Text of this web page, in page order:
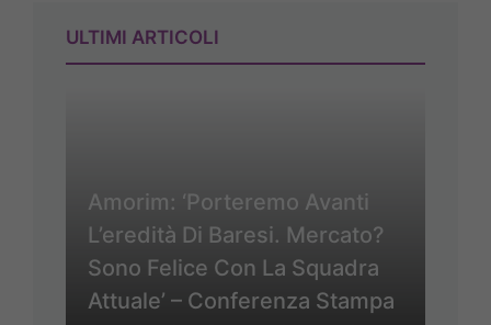
ULTIMI ARTICOLI
Amorim: ‘Porteremo Avanti
L’eredità Di Baresi. Mercato?
Sono Felice Con La Squadra
Attuale’ – Conferenza Stampa